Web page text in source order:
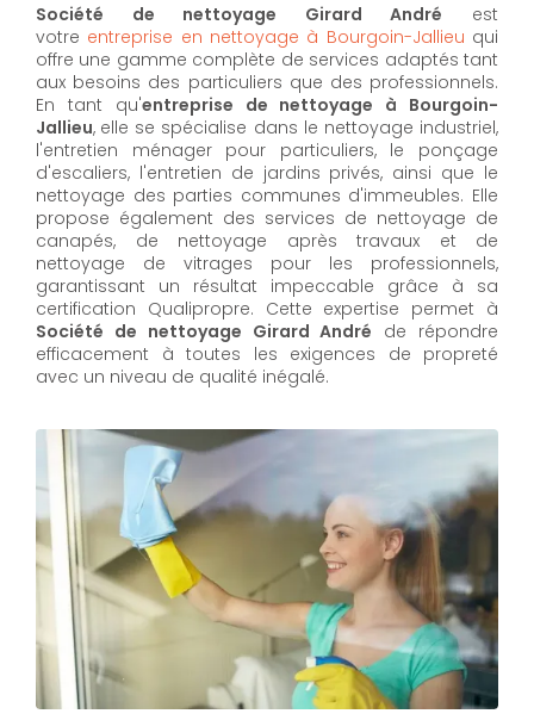
Société de nettoyage Girard André est
votre entreprise en nettoyage à Bourgoin-Jallieu qui
offre une gamme complète de services adaptés tant
aux besoins des particuliers que des professionnels.
En tant qu'entreprise de nettoyage à Bourgoin-
Jallieu, elle se spécialise dans le nettoyage industriel,
l'entretien ménager pour particuliers, le ponçage
d'escaliers, l'entretien de jardins privés, ainsi que le
nettoyage des parties communes d'immeubles. Elle
propose également des services de nettoyage de
canapés, de nettoyage après travaux et de
nettoyage de vitrages pour les professionnels,
garantissant un résultat impeccable grâce à sa
certification Qualipropre. Cette expertise permet à
Société de nettoyage Girard André de répondre
efficacement à toutes les exigences de propreté
avec un niveau de qualité inégalé.